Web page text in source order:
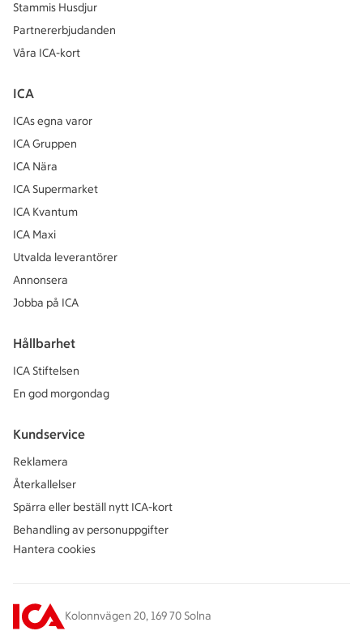
Stammis Husdjur
Partnererbjudanden
Våra ICA-kort
ICA
ICAs egna varor
ICA Gruppen
ICA Nära
ICA Supermarket
ICA Kvantum
ICA Maxi
Utvalda leverantörer
Annonsera
Jobba på ICA
Hållbarhet
ICA Stiftelsen
En god morgondag
Kundservice
Reklamera
Återkallelser
Spärra eller beställ nytt ICA-kort
Behandling av personuppgifter
Hantera cookies
Kolonnvägen 20, 169 70 Solna